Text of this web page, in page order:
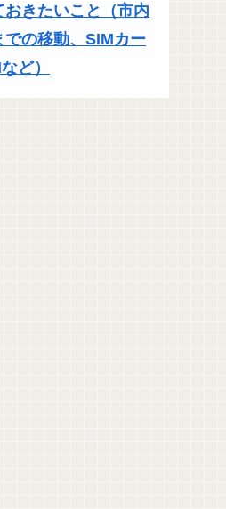
おきたいこと（市内
での移動、SIMカー
ど）